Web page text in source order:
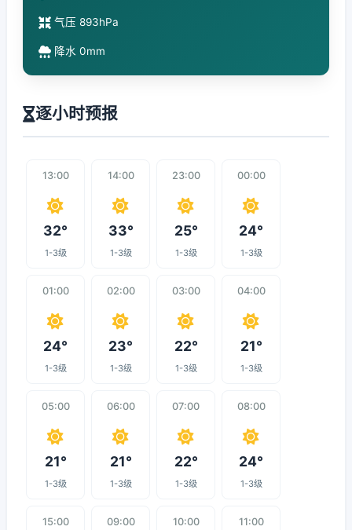
气压 893hPa
降水 0mm
逐小时预报
13:00
32°
1-3级
14:00
33°
1-3级
23:00
25°
1-3级
00:00
24°
1-3级
01:00
24°
1-3级
02:00
23°
1-3级
03:00
22°
1-3级
04:00
21°
1-3级
05:00
21°
1-3级
06:00
21°
1-3级
07:00
22°
1-3级
08:00
24°
1-3级
15:00 09:00 10:00 11:00